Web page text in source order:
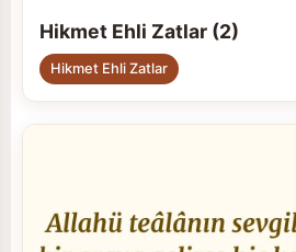
Hikmet Ehli Zatlar (2)
Hikmet Ehli Zatlar